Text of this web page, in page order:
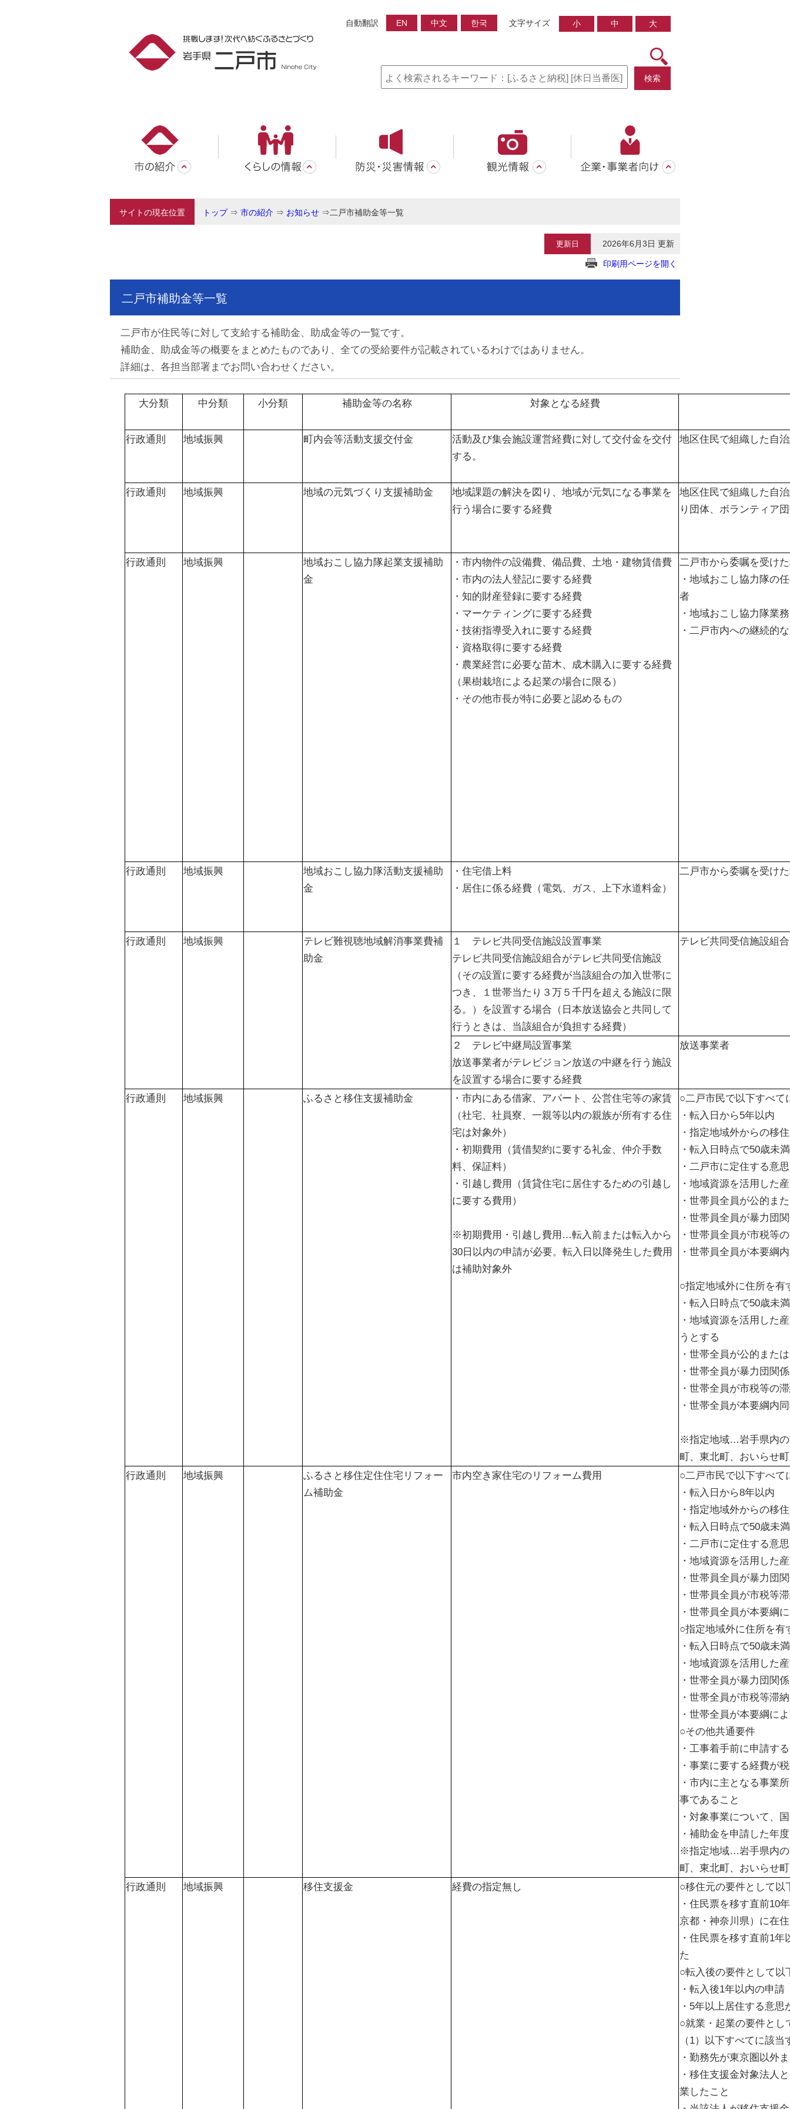
自動翻訳 EN 中文 한국 文字サイズ 小 中 大
検索
サイトの現在位置 トップ⇒ 市の紹介 ⇒ お知らせ ⇒二戸市補助金等一覧
更新日 2026年6月3日 更新
印刷用ページを開く
二戸市補助金等一覧
二戸市が住民等に対して支給する補助金、助成金等の一覧です。
補助金、助成金等の概要をまとめたものであり、全ての受給要件が記載されているわけではありません。
詳細は、各担当部署までお問い合わせください。
大分類 中分類 小分類 補助金等の名称 対象となる経費
行政通則 地域振興 町内会等活動支援交付金
活動及び集会施設運営経費に対して交付金を交付
する。
地区住民で組織した自
行政通則 地域振興 地域の元気づくり支援補助金
地域課題の解決を図り、地域が元気になる事業を
行う場合に要する経費
地区住民で組織した自
り団体、ボランティア
行政通則 地域振興
地域おこし協力隊起業支援補助
金
・市内物件の設備費、備品費、土地・建物賃借費
・市内の法人登記に要する経費
・知的財産登録に要する経費
・マーケティングに要する経費
・技術指導受入れに要する経費
・資格取得に要する経費
・農業経営に必要な苗木、成木購入に要する経費
（果樹栽培による起業の場合に限る）
・その他市長が特に必要と認めるもの
二戸市から委嘱を受け
・地域おこし協力隊の
者
・地域おこし協力隊業
・二戸市内への継続的
行政通則 地域振興
地域おこし協力隊活動支援補助
金
・住宅借上料
・居住に係る経費（電気、ガス、上下水道料金）
二戸市から委嘱を受け
行政通則 地域振興
テレビ難視聴地域解消事業費補
助金
１ テレビ共同受信施設設置事業
テレビ共同受信施設組合がテレビ共同受信施設
（その設置に要する経費が当該組合の加入世帯に
つき、１世帯当たり３万５千円を超える施設に限
る。）を設置する場合（日本放送協会と共同して
行うときは、当該組合が負担する経費）
テレビ共同受信施設組合
２ テレビ中継局設置事業
放送事業者がテレビジョン放送の中継を行う施設
を設置する場合に要する経費
放送事業者
行政通則 地域振興 ふるさと移住支援補助金
・市内にある借家、アパート、公営住宅等の家賃
（社宅、社員寮、一親等以内の親族が所有する住
宅は対象外）
・初期費用（賃借契約に要する礼金、仲介手数
料、保証料）
・引越し費用（賃貸住宅に居住するための引越し
に要する費用）
※初期費用・引越し費用…転入前または転入から
30日以内の申請が必要。転入日以降発生した費用
は補助対象外
○二戸市民で以下すべて
・転入日から5年以内
・指定地域外からの移住
・転入日時点で50歳未満
・二戸市に定住する意
・地域資源を活用した
・世帯員全員が公的ま
・世帯員全員が暴力団
・世帯員全員が市税等
・世帯員全員が本要綱
○指定地域外に住所を有
・転入日時点で50歳未満
・地域資源を活用した
うとする
・世帯全員が公的また
・世帯全員が暴力団関
・世帯全員が市税等の
・世帯全員が本要綱内
※指定地域…岩手県内の
町、東北町、おいらせ
行政通則
地域振興
ふるさと移住定住住宅リフォー
ム補助金
市内空き家住宅のリフォーム費用
○二戸市民で以下すべて
・転入日から8年以内
・指定地域外からの移住
・転入日時点で50歳未満
・二戸市に定住する意
・地域資源を活用した
・世帯員全員が暴力団
・世帯員全員が市税等
・世帯員全員が本要綱
○指定地域外に住所を有
・転入日時点で50歳未満
・地域資源を活用した
・世帯全員が暴力団関
・世帯全員が市税等滞
・世帯全員が本要綱に
○その他共通要件
・工事着手前に申請す
・事業に要する経費が
・市内に主となる事業
事であること
・対象事業について、
・補助金を申請した年
※指定地域…岩手県内の
町、東北町、おいらせ
行政通則
地域振興 移住支援金 経費の指定無し
○移住元の要件として以
・住民票を移す直前10
京都・神奈川県）に在
・住民票を移す直前1
た
○転入後の要件として以
・転入後1年以内の申請
・5年以上居住する意思
○就業・起業の要件とし
（1）以下すべてに該
・勤務先が東京圏以外
・移住支援金対象法人
業したこと